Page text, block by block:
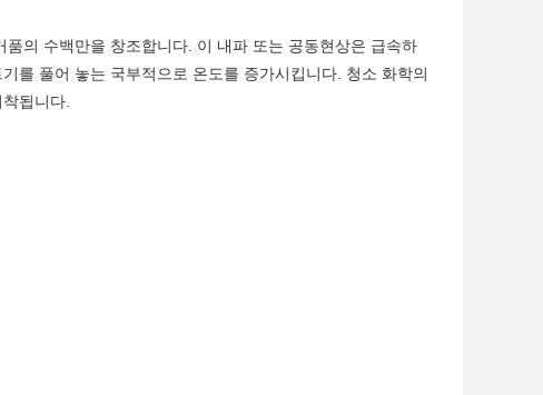
의 수백만을 창조합니다. 이 내파 또는 공동현상은 급속하
를 풀어 놓는 국부적으로 온도를 증가시킵니다. 청소 화학의
됩니다.